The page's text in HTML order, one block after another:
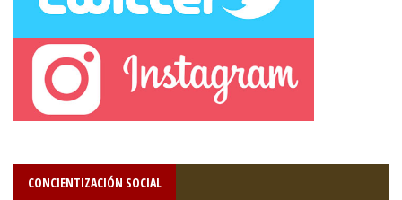
CONCIENTIZACIÓN SOCIAL